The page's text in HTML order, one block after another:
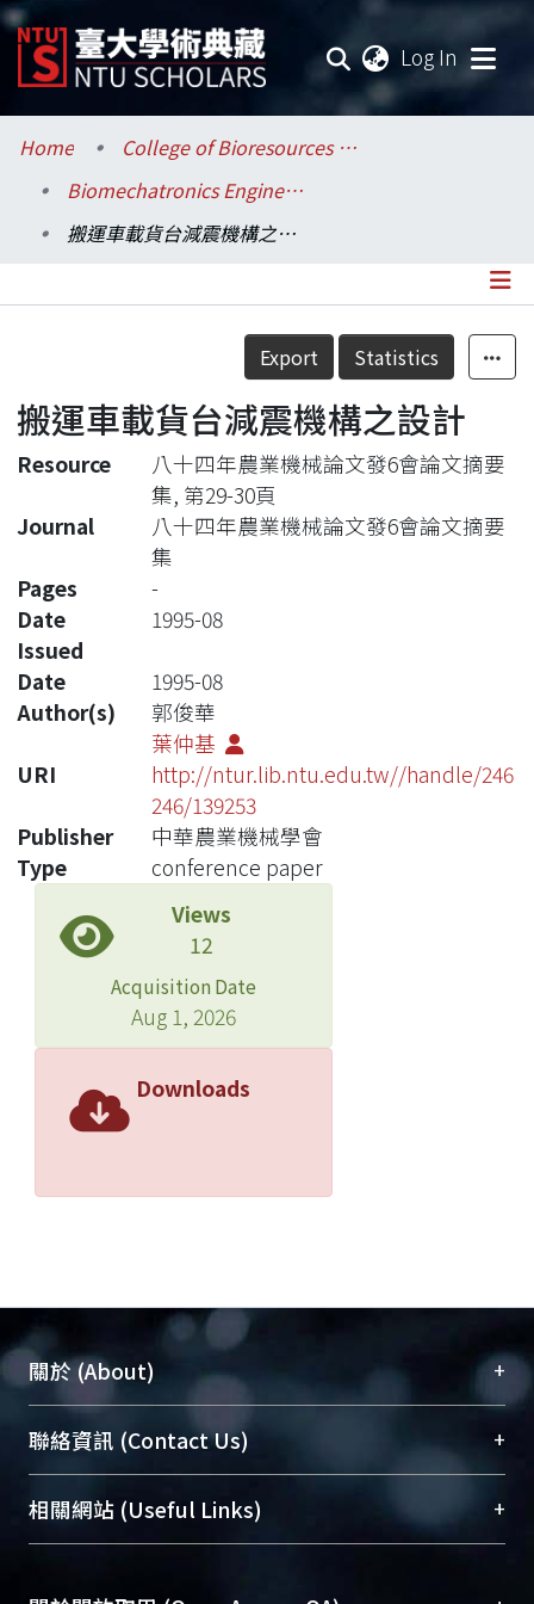
Log In
Communities & Collections
Research Outputs
Statistics
Home
College of Bioresources and Agriculture / 生物資源暨農學院
Biomechatronics Engineering / 生物機電工程學系
搬運車載貨台減震機構之設計
Details
Export Statistics
搬運車載貨台減震機構之設計
Resource
八十四年農業機械論文發6會論文摘要
集, 第29-30頁
Journal
八十四年農業機械論文發6會論文摘要
集
Pages
-
Date
Issued
1995-08
Date
1995-08
Author(s)
郭俊華
葉仲基
URI
http://ntur.lib.ntu.edu.tw//handle/246
246/139253
Publisher
中華農業機械學會
Type
conference paper
Views
12
Acquisition Date
Aug 1, 2026
Downloads
關於 (About) +
臺大位居世界頂尖大學之列，為永久珍藏及向國際
展現本校豐碩的研究成果及學術能量，圖書館整合
機構典藏（NTUR）與學術庫（AH）不同功能平
台，成為臺大學術典藏NTU scholars。期能整合研
成果。
聯絡資訊 (Contact Us) +
總館學科館員(Main Library)
醫學圖書館學科館員(Medical Library)
相關網站 (Useful Links) +